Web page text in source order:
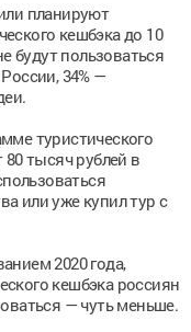
планируют
кешбэка до 10
будут пользоваться
34% —
туристического
тысяч рублей в
или уже купил тур с
2020 года,
кешбэка россиян
— чуть меньше.